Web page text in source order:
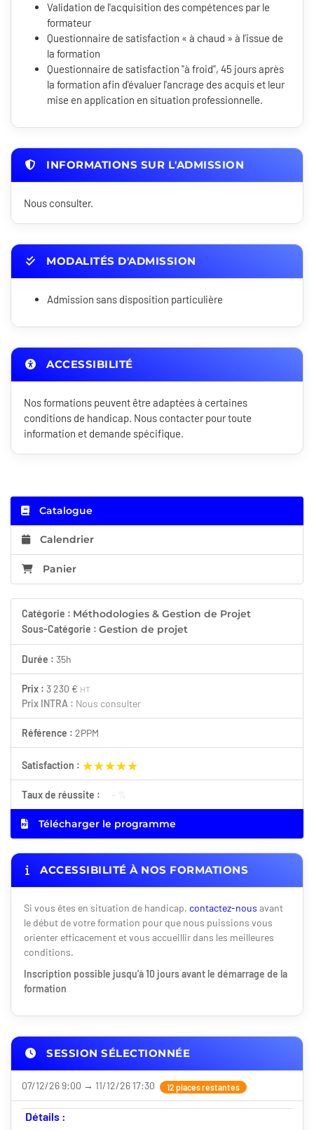
Validation de l'acquisition des compétences par le
formateur
Questionnaire de satisfaction « à chaud » à l'issue de
la formation
Questionnaire de satisfaction "à froid", 45 jours après
la formation afin d'évaluer l'ancrage des acquis et leur
mise en application en situation professionnelle.
INFORMATIONS SUR L'ADMISSION
Nous consulter.
MODALITÉS D'ADMISSION
Admission sans disposition particulière
ACCESSIBILITÉ
Nos formations peuvent être adaptées à certaines
conditions de handicap. Nous contacter pour toute
information et demande spécifique.
Catalogue
Calendrier
Panier
Catégorie : Méthodologies & Gestion de Projet
Sous-Catégorie : Gestion de projet
Durée : 35h
Prix : 3 230 € HT
Prix INTRA : Nous consulter
Référence : 2PPM
Satisfaction : ★★★★★
★★★★★
Taux de réussite : - %
Télécharger le programme
ACCESSIBILITÉ À NOS FORMATIONS
Si vous êtes en situation de handicap, contactez-nous avant
le début de votre formation pour que nous puissions vous
orienter efficacement et vous accueillir dans les meilleures
conditions.
Inscription possible jusqu'à 10 jours avant le démarrage de la
formation
SESSION SÉLECTIONNÉE
07/12/26 9:00 → 11/12/26 17:30 12 places restantes
Détails :